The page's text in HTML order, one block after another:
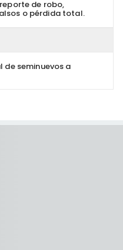
de robo,
o pérdida total.
seminuevos a